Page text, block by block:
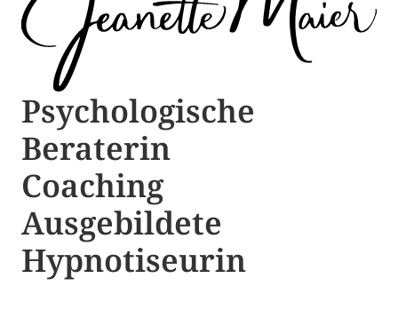
Psychologische ​​
Beraterin
Coaching
Ausgebildete​ ​
Hypnotiseurin